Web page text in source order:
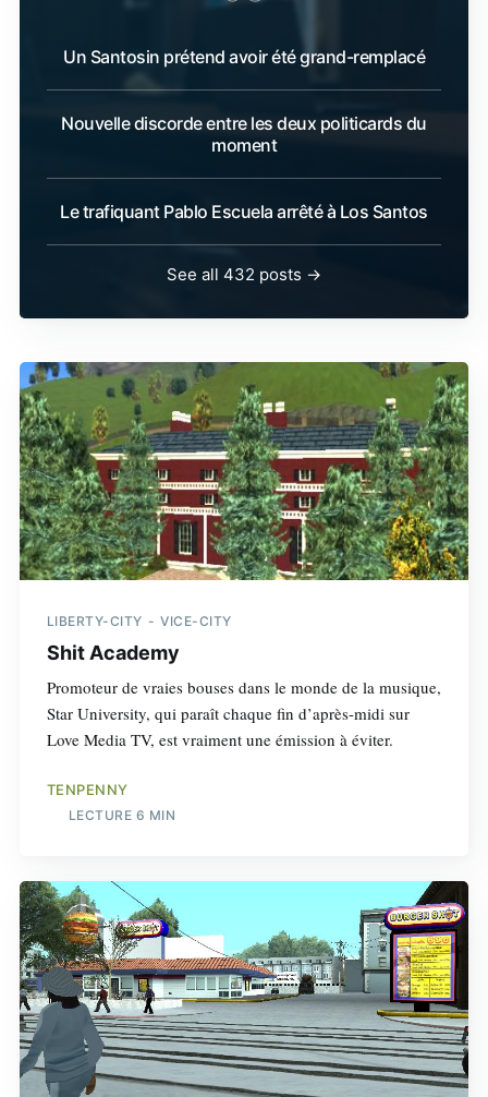
Un Santosin prétend avoir été grand-remplacé
Nouvelle discorde entre les deux politicards du
moment
Le trafiquant Pablo Escuela arrêté à Los Santos
See all 432 posts →
LIBERTY-CITY VICE-CITY
Shit Academy
Promoteur de vraies bouses dans le monde de la musique,
Star University, qui paraît chaque fin d’après-midi sur
Love Media TV, est vraiment une émission à éviter.
TENPENNY
LECTURE 6 MIN